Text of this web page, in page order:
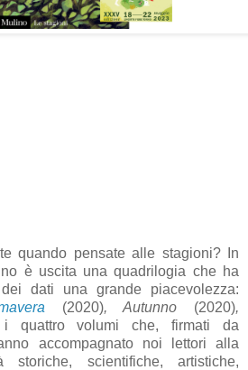
quando pensate alle stagioni? In
è uscita una quadrilogia che ha
dati una grande piacevolezza:
(2020), Autunno (2020),
quattro volumi che, firmati da
accompagnato noi lettori alla
storiche, scientifiche, artistiche,